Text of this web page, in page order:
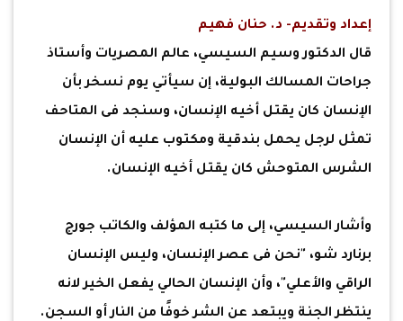
إعداد وتقديم- د. حنان فهيم
قال الدكتور وسيم السيسي، عالم المصريات وأستاذ
جراحات المسالك البولية، إن سيأتي يوم نسخر بأن
الإنسان كان يقتل أخيه الإنسان، وسنجد فى المتاحف
تمثل لرجل يحمل بندقية ومكتوب عليه أن الإنسان
الشرس المتوحش كان يقتل أخيه الإنسان.
وأشار السيسي، إلى ما كتبه المؤلف والكاتب جورج
برنارد شو، "نحن فى عصر الإنسان، وليس الإنسان
الراقي والأعلي"، وأن الإنسان الحالي يفعل الخير لانه
ينتظر الجنة ويبتعد عن الشر خوفًا من النار أو السجن.